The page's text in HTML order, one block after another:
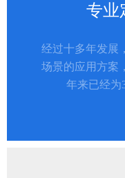
专业
经过十多年发展
场景的应用方案
年来已经为